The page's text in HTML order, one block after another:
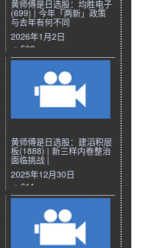
黄师傅是日选股：均胜电子
(699) | 今年「两新」政策
与去年有何不同
2026年1月2日
590
黄师傅是日选股：建滔积层
板(1888) | 新三样内卷整治
面临挑战 |
2025年12月30日
611